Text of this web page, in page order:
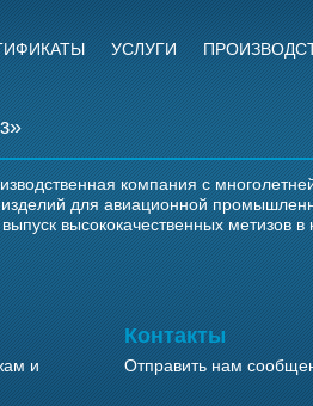
УСЛУГИ
компания с
изделий для авиационной
высококачественных метизов в
и
Контакты
Отправить нам